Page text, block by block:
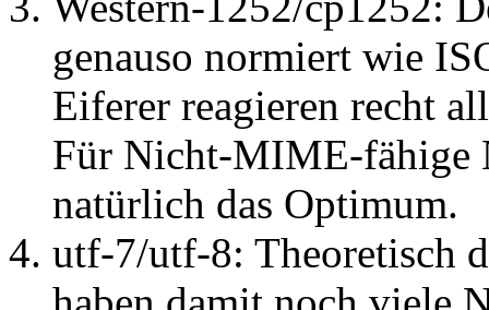
genauso normiert wie
Eiferer reagieren recht
Für Nicht-MIME-fähige
natürlich das Optimum.
utf-7/utf-8: Theoretisch